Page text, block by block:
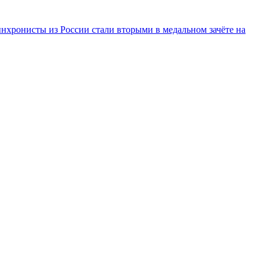
из России стали вторыми в медальном зачёте на